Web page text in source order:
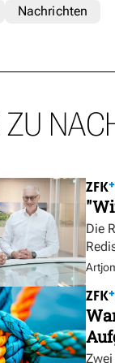
Nachrichten
Die